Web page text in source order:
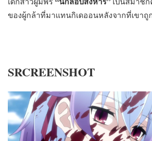
ของผู้กล้าที่มาแทนกิเดออนหลังจากที่เขาถู
SRCREENSHOT